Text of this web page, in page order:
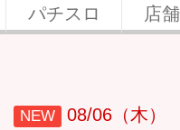
パチスロ 店
NEW 08/06（木）